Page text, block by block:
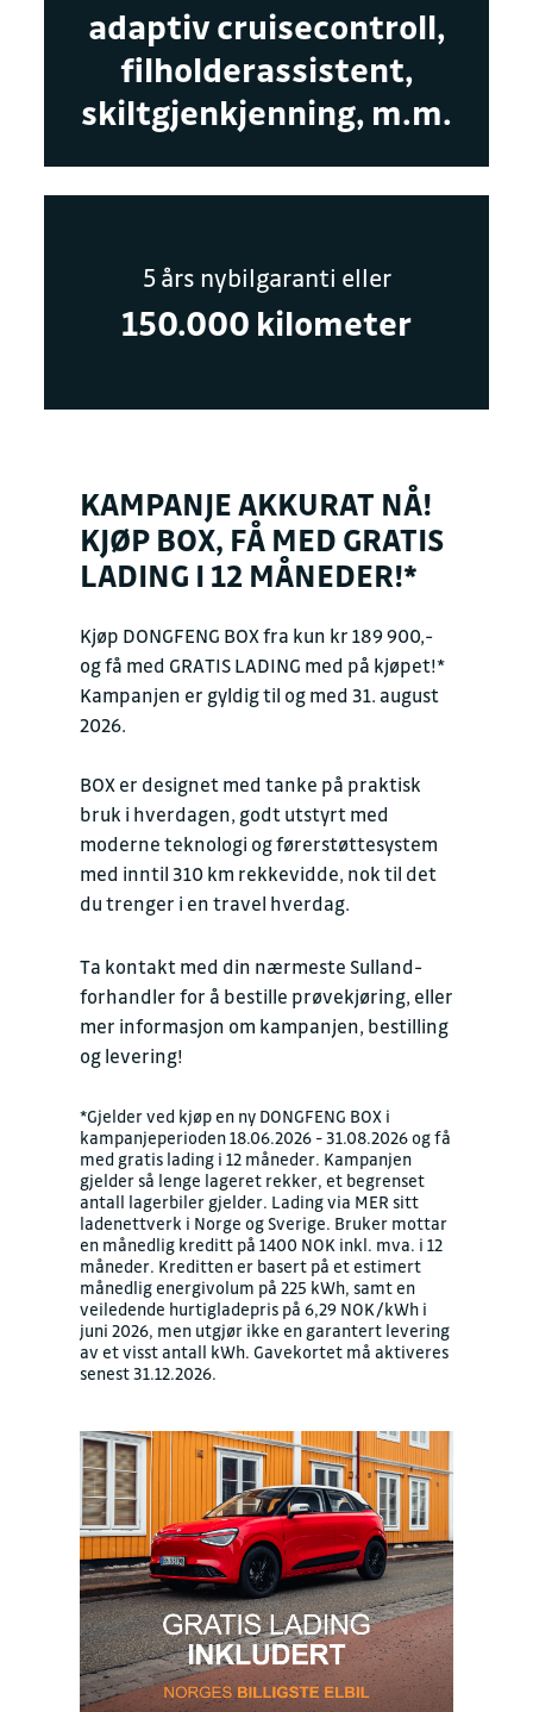
adaptiv cruisecontroll,
filholderassistent,
skiltgjenkjenning, m.m.
5 års nybilgaranti eller
150.000 kilometer
KAMPANJE AKKURAT NÅ!
KJØP BOX, FÅ MED GRATIS
LADING I 12 MÅNEDER!*
Kjøp DONGFENG BOX fra kun kr 189 900,-
og få med GRATIS LADING med på kjøpet!*
Kampanjen er gyldig til og med 31. august
2026.
BOX er designet med tanke på praktisk
bruk i hverdagen, godt utstyrt med
moderne teknologi og førerstøttesystem
med inntil 310 km rekkevidde, nok til det
du trenger i en travel hverdag.
Ta kontakt med din nærmeste Sulland-
forhandler for å bestille prøvekjøring, eller
mer informasjon om kampanjen, bestilling
og levering!
*Gjelder ved kjøp en ny DONGFENG BOX i
kampanjeperioden 18.06.2026 - 31.08.2026 og få
med gratis lading i 12 måneder. Kampanjen
gjelder så lenge lageret rekker, et begrenset
antall lagerbiler gjelder. Lading via MER sitt
ladenettverk i Norge og Sverige. Bruker mottar
en månedlig kreditt på 1400 NOK inkl. mva. i 12
måneder. Kreditten er basert på et estimert
månedlig energivolum på 225 kWh, samt en
veiledende hurtigladepris på 6,29 NOK/kWh i
juni 2026, men utgjør ikke en garantert levering
av et visst antall kWh. Gavekortet må aktiveres
senest 31.12.2026.